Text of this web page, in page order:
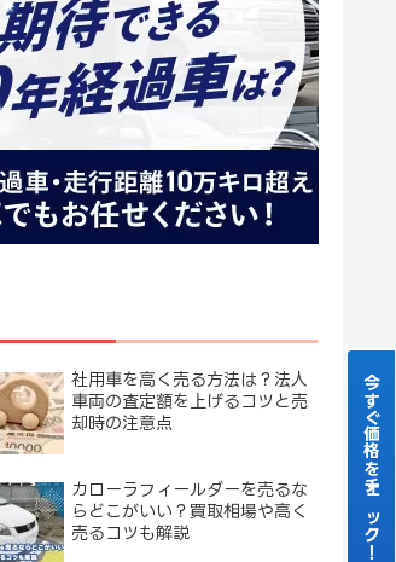
社用車を高く売る方法は？法人
車両の査定額を上げるコツと売
却時の注意点
カローラフィールダーを売るな
らどこがいい？買取相場や高く
売るコツも解説
今すぐ価格をチェック！